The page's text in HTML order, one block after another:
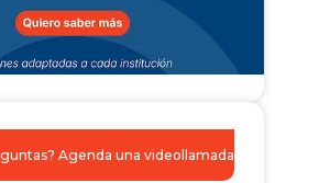
Agenda una videollamada